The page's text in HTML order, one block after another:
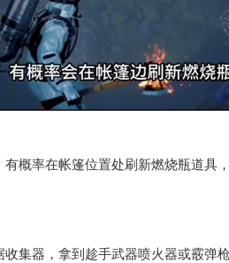
率在帐篷位置处刷新燃烧瓶道具
器，拿到趁手武器喷火器或霰弹